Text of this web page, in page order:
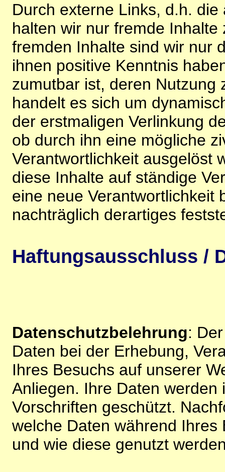
Durch externe Links, d.h.
halten wir nur fremde
fremden Inhalte sind wir nur
ihnen positive Kenntnis
zumutbar ist, deren Nutzung
handelt es sich um
der erstmaligen Verlinkung
ob durch ihn eine mögliche
Verantwortlichkeit ausgelöst
diese Inhalte auf ständige
eine neue Verantwortlichkeit
nachträglich derartiges
Haftungsausschluss /
Datenschutzbelehrung:
Daten bei der Erhebung,
Ihres Besuchs auf unserer
Anliegen. Ihre Daten
Vorschriften geschützt.
welche Daten während
und wie diese genutzt